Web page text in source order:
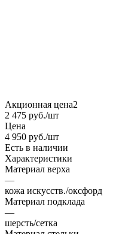
Акционная цена2
2 475 руб./шт
Цена
4 950 руб./шт
Есть в наличии
Характеристики
Материал верха
—
кожа искусств./оксфорд
Материал подклада
—
шерсть/сетка